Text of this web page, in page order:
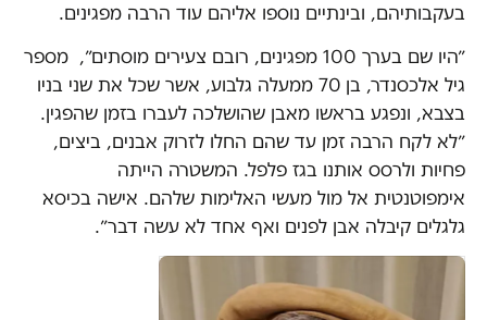
בעקבותיהם, ובינתיים נוספו אליהם עוד הרבה מפגינים.
״היו שם בערך 100 מפגינים, רובם צעירים מוסתים״, מספר
גיל אלכסנדר, בן 70 ממעלה גלבוע, אשר שכל את שני בניו
בצבא, ונפגע בראשו מאבן שהושלכה לעברו בזמן שהפגין.
״לא לקח הרבה זמן עד שהם החלו לזרוק אבנים, ביצים,
פחיות ולרסס אותנו בגז פלפל. המשטרה הייתה
אימפוטנטית אל מול מעשי האלימות שלהם. אישה בכיסא
גלגלים קיבלה אבן לפנים ואף אחד לא עשה דבר״.